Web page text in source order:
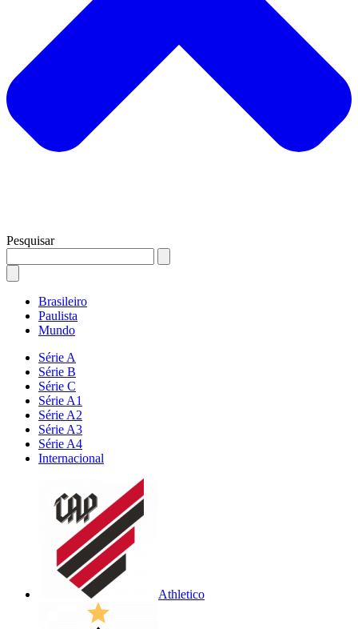
Pesquisar
Brasileiro
Paulista
Mundo
Série A
Série B
Série C
Série A1
Série A2
Série A3
Série A4
Internacional
Athletico